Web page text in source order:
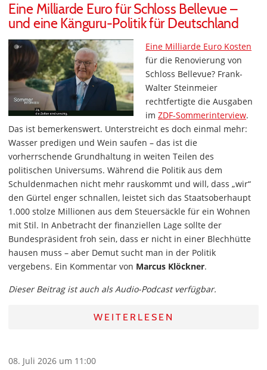
Eine Milliarde Euro für Schloss Bellevue –
und eine Känguru-Politik für Deutschland
Eine Milliarde Euro Kosten
für die Renovierung von
Schloss Bellevue? Frank-
Walter Steinmeier
rechtfertigte die Ausgaben
im ZDF-Sommerinterview.
Das ist bemerkenswert. Unterstreicht es doch einmal mehr:
Wasser predigen und Wein saufen – das ist die
vorherrschende Grundhaltung in weiten Teilen des
politischen Universums. Während die Politik aus dem
Schuldenmachen nicht mehr rauskommt und will, dass „wir“
den Gürtel enger schnallen, leistet sich das Staatsoberhaupt
1.000 stolze Millionen aus dem Steuersäckle für ein Wohnen
mit Stil. In Anbetracht der finanziellen Lage sollte der
Bundespräsident froh sein, dass er nicht in einer Blechhütte
hausen muss – aber Demut sucht man in der Politik
vergebens. Ein Kommentar von Marcus Klöckner.
Dieser Beitrag ist auch als Audio-Podcast verfügbar.
WEITERLESEN
08. Juli 2026 um 11:00